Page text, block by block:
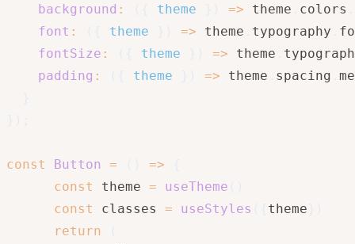
background : theme => theme colors
font : theme => theme typography
fontSize : theme => theme
padding : theme => theme spacing
const Button = =>
const
theme = useTheme
const
classes = useStyles theme
return